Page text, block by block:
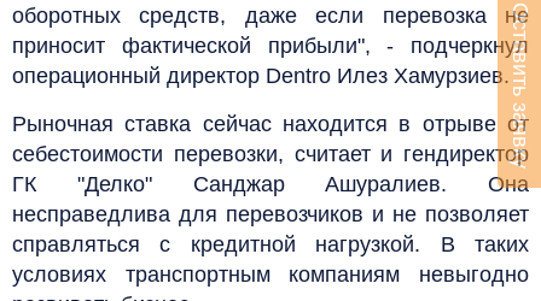
оборотных средств, даже если перевозка не
приносит фактической прибыли", - подчеркнул
операционный директор Dentro Илез Хамурзиев.
Рыночная ставка сейчас находится в отрыве от
себестоимости перевозки, считает и гендиректор
ГК "Делко" Санджар Ашуралиев. Она
несправедлива для перевозчиков и не позволяет
справляться с кредитной нагрузкой. В таких
условиях транспортным компаниям невыгодно
Оставить заявку